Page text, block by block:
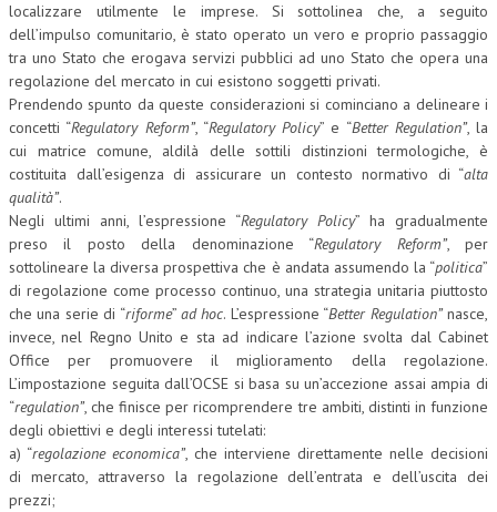
DIRITTO
DIRITTO PENALE D’IMPRESA
DIRITTO DEL LAVORO
DIRITTO DEL WEB
DIRITTO DELLE IMPRESE IN CRISI
CRIMINOLOGIA E CRIMINALISTICA
SICUREZZA SUL LAVORO
FISCO
DIRITTO TRIBUTARIO
FISCALITÀ INTERNAZIONALE
TAX RISK MANAGEMENT
localizzare utilmente le imprese. Si sottolinea che, a seguito
dell’impulso comunitario, è stato operato un vero e proprio passaggio
tra uno Stato che erogava servizi pubblici ad uno Stato che opera una
regolazione del mercato in cui esistono soggetti privati.
Prendendo spunto da queste considerazioni si cominciano a delineare i
concetti “Regulatory Reform”, “Regulatory Policy” e “Better Regulation”, la
cui matrice comune, aldilà delle sottili distinzioni termologiche, è
costituita dall’esigenza di assicurare un contesto normativo di “alta
qualità”.
Negli ultimi anni, l’espressione “Regulatory Policy” ha gradualmente
preso il posto della denominazione “Regulatory Reform”, per
sottolineare la diversa prospettiva che è andata assumendo la “politica”
di regolazione come processo continuo, una strategia unitaria piuttosto
che una serie di “riforme”ad hoc. L’espressione “Better Regulation”nasce,
invece, nel Regno Unito e sta ad indicare l’azione svolta dal Cabinet
Office per promuovere il miglioramento della regolazione.
L’impostazione seguita dall’OCSE si basa su un’accezione assai ampia di
“regulation”, che finisce per ricomprendere tre ambiti, distinti in funzione
degli obiettivi e degli interessi tutelati:
a) “regolazione economica”, che interviene direttamente nelle decisioni
di mercato, attraverso la regolazione dell’entrata e dell’uscita dei
prezzi;